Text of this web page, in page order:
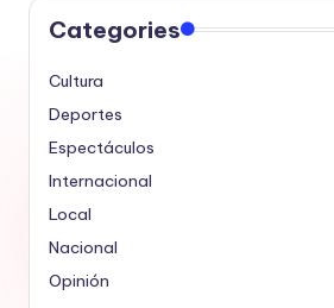
Categories
Cultura
Deportes
Espectáculos
Internacional
Local
Nacional
Opinión